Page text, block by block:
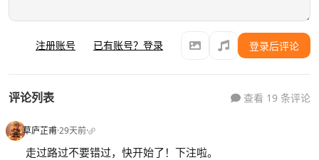
注册账号 已有账号？登录 登录后评论
评论列表 查看 19 条评论
草庐芷甫·29天前·
走过路过不要错过，快开始了！下注啦。